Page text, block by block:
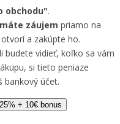
obchodu".
záujem priamo na
a zakúpte ho.
budete vidieť, koľko sa vám
si tieto peniaze
bankový účet.
+ 10€ bonus